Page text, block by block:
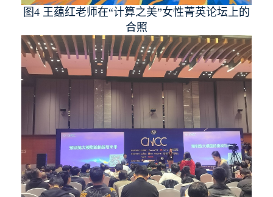
图4 王蕴红老师在“计算之美”女性菁英论坛上的
合照